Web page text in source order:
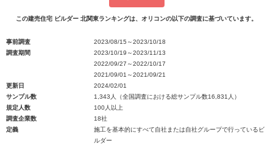
この建売住宅 ビルダー 北関東ランキングは、オリコンの以下の調査に基づいています。
事前調査
2023/08/15～2023/10/18
調査期間
2023/10/19～2023/11/13
2022/09/27～2022/10/17
2021/09/01～2021/09/21
更新日
2024/02/01
サンプル数
1,343人（全国調査における総サンプル数16,831人）
規定人数
100人以上
調査企業数
18社
定義
施工を基本的にすべて自社または自社グループで行っているビ
ルダー